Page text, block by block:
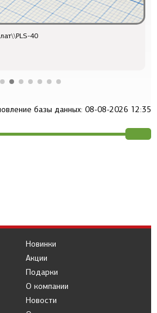
40
базы данных: 08-08-2026 12:35
Новинки
Акции
Подарки
О компании
Новости